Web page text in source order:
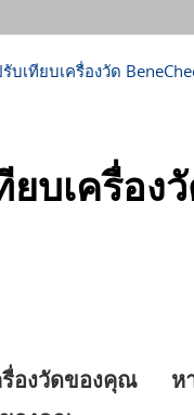
บเทียบเครื่องวัด
บเครื่อง
องวัดของคุณ หา